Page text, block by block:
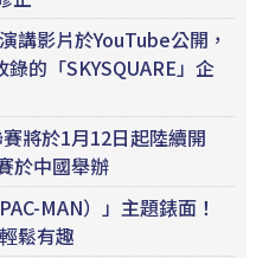
講影片於YouTube公開，
的「SKYSQUARE」企
將於1月12日起陸續開
於中國舉辦
MAN）」主題錶面！
鬆有趣